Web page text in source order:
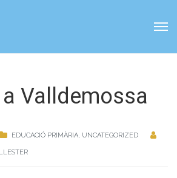
Valldemossa
EDUCACIÓ PRIMÀRIA, UNCATEGORIZED